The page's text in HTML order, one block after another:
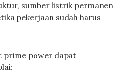
sumber listrik permanen
pekerjaan sudah harus
prime power dapat